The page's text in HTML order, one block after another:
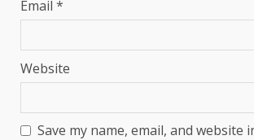
Email *
Website
Save my name, email, and website